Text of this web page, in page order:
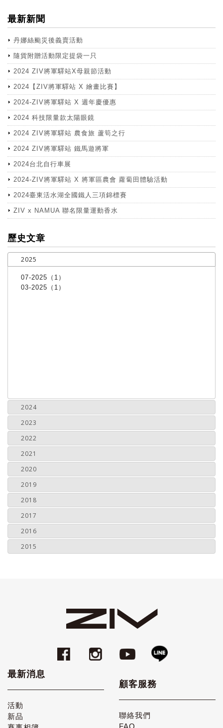
最新新聞
丹娜絲颱災後義賣活動
隨貨附贈活動限定提袋一只
2024 ZIV將軍驛站X母親節活動
2024【ZIV將軍驛站 X 繪畫比賽】
2024-ZIV將軍驛站 X 週年慶優惠
2024 科技限量款太陽眼鏡
2024 ZIV將軍驛站 農食旅 蘆筍之行
2024 ZIV將軍驛站 鐵馬遊將軍
2024台北自行車展
2024-ZIV將軍驛站 X 將軍區農會 蘿蔔田體驗活動
2024臺東活水湖全國鐵人三項錦標賽
ZIV x NAMUA 聯名限量運動香水
more
歷史文章
2025
07-2025（1）
03-2025（1）
2024
2023
2022
2021
2020
2019
2018
2017
2016
2015
最新消息
活動
新品
顧客服務
聯絡我們
FAQ